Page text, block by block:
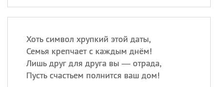
Хоть символ хрупкий этой даты,
Семья крепчает с каждым днём!
Лишь друг для друга вы — отрада,
Пусть счастьем полнится ваш дом!